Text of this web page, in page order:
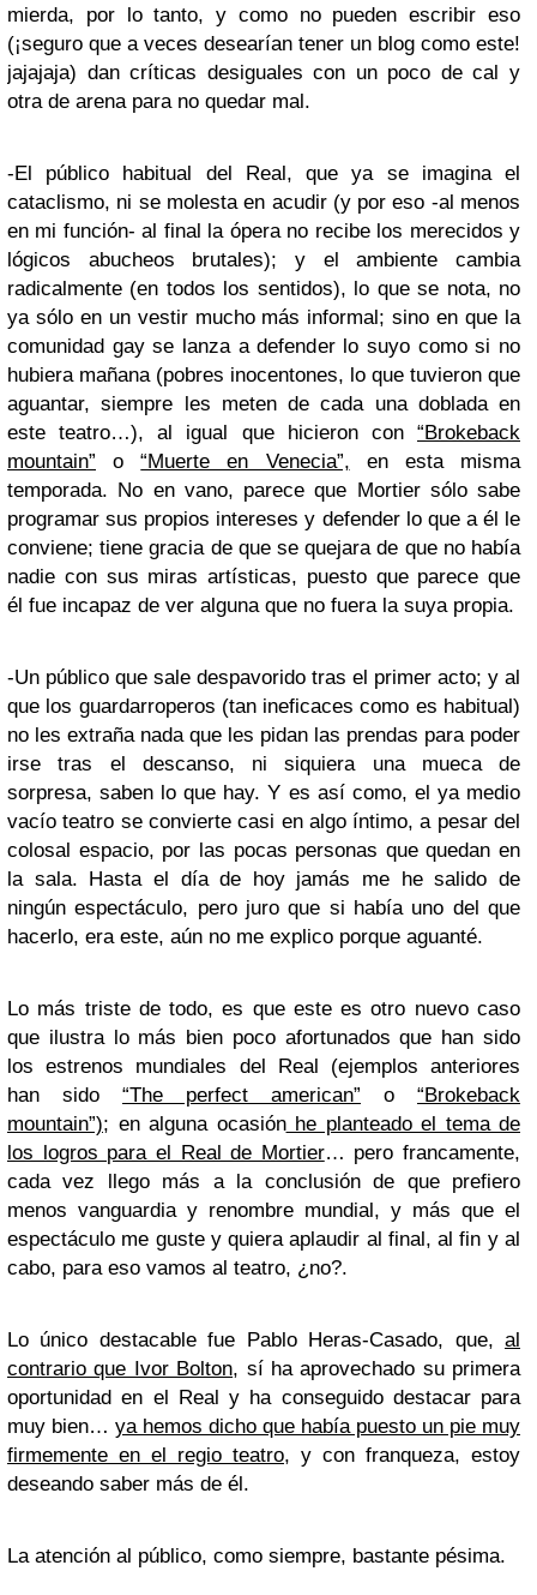
mierda, por lo tanto, y como no pueden escribir eso
(¡seguro que a veces desearían tener un blog como este!
jajajaja) dan críticas desiguales con un poco de cal y
otra de arena para no quedar mal.
-El público habitual del Real, que ya se imagina el
cataclismo, ni se molesta en acudir (y por eso -al menos
en mi función- al final la ópera no recibe los merecidos y
lógicos abucheos brutales); y el ambiente cambia
radicalmente (en todos los sentidos), lo que se nota, no
ya sólo en un vestir mucho más informal; sino en que la
comunidad gay se lanza a defender lo suyo como si no
hubiera mañana (pobres inocentones, lo que tuvieron que
aguantar, siempre les meten de cada una doblada en
este teatro…), al igual que hicieron con “Brokeback
mountain” o“Muerte en Venecia”, en esta misma
temporada. No en vano, parece que Mortier sólo sabe
programar sus propios intereses y defender lo que a él le
conviene; tiene gracia de que se quejara de que no había
nadie con sus miras artísticas, puesto que parece que
él fue incapaz de ver alguna que no fuera la suya propia.
-Un público que sale despavorido tras el primer acto; y al
que los guardarroperos (tan ineficaces como es habitual)
no les extraña nada que les pidan las prendas para poder
irse tras el descanso, ni siquiera una mueca de
sorpresa, saben lo que hay. Y es así como, el ya medio
vacío teatro se convierte casi en algo íntimo, a pesar del
colosal espacio, por las pocas personas que quedan en
la sala. Hasta el día de hoy jamás me he salido de
ningún espectáculo, pero juro que si había uno del que
hacerlo, era este, aún no me explico porque aguanté.
Lo más triste de todo, es que este es otro nuevo caso
que ilustra lo más bien poco afortunados que han sido
los estrenos mundiales del Real (ejemplos anteriores
han sido “The perfect american” o “Brokeback
mountain”); en alguna ocasiónhe planteado el tema de
los logros para el Real de Mortier… pero francamente,
cada vez llego más a la conclusión de que prefiero
menos vanguardia y renombre mundial, y más que el
espectáculo me guste y quiera aplaudir al final, al fin y al
cabo, para eso vamos al teatro, ¿no?.
Lo único destacable fue Pablo Heras-Casado, que, al
contrario que Ivor Bolton, sí ha aprovechado su primera
oportunidad en el Real y ha conseguido destacar para
muy bien… ya hemos dicho que había puesto un pie muy
firmemente en el regio teatro, y con franqueza, estoy
deseando saber más de él.
La atención al público, como siempre, bastante pésima.